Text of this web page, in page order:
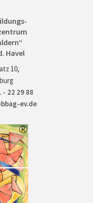
Havel
10,
- 22 29 88
ev.de